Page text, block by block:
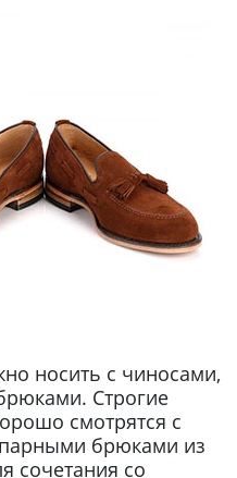
носить с чиносами,
Строгие
смотрятся с
брюками из
сочетания со